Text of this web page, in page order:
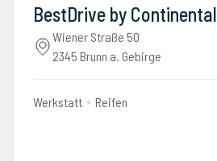
BestDrive by Continental
Wiener Straße 50
2345 Brunn a. Gebirge
Werkstatt Reifen